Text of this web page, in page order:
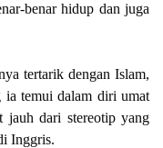
benar hidup dan juga
tertarik dengan Islam,
ia temui dalam diri umat
jauh dari stereotip yang
Inggris.